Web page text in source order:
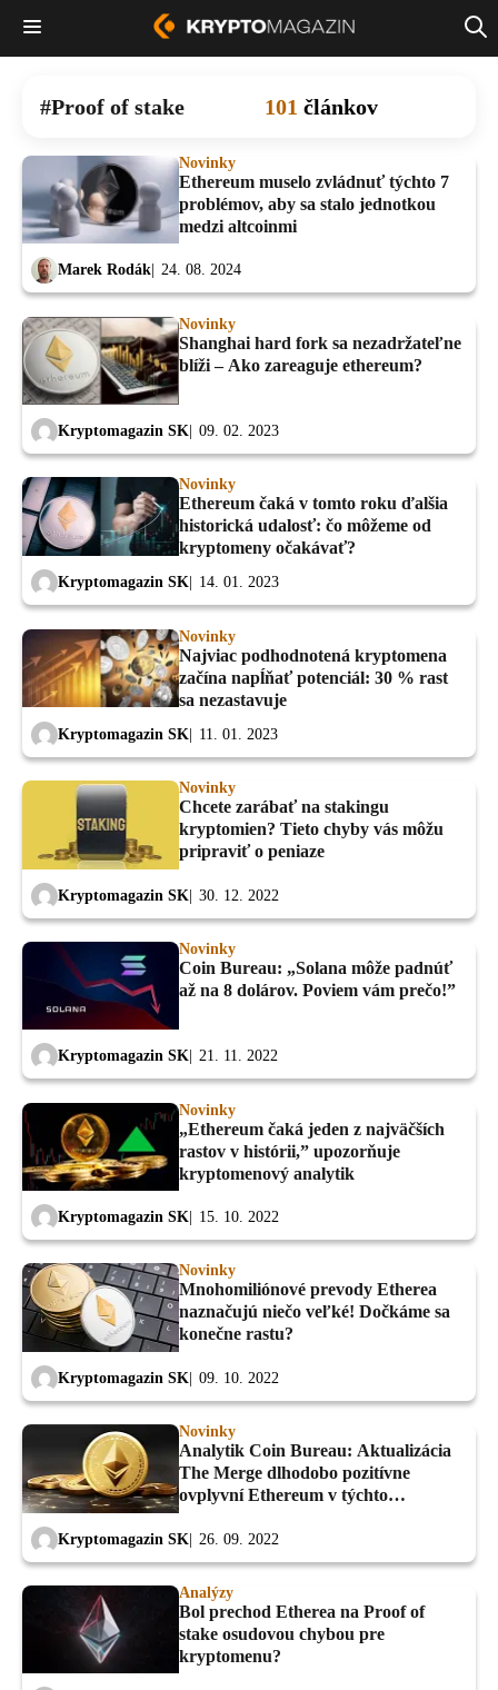
Proof of stake 101 článkov
Novinky
Ethereum muselo zvládnuť týchto 7
problémov, aby sa stalo jednotkou
medzi altcoinmi
Marek Rodák 24. 08. 2024
Novinky
Shanghai hard fork sa nezadržateľne
blíži – Ako zareaguje ethereum?
Kryptomagazin SK 09. 02. 2023
Novinky
Ethereum čaká v tomto roku ďalšia
historická udalosť: čo môžeme od
kryptomeny očakávať?
Kryptomagazin SK 14. 01. 2023
Novinky
Najviac podhodnotená kryptomena
začína napĺňať potenciál: 30 % rast
sa nezastavuje
Kryptomagazin SK 11. 01. 2023
Novinky
Chcete zarábať na stakingu
kryptomien? Tieto chyby vás môžu
pripraviť o peniaze
Kryptomagazin SK 30. 12. 2022
Novinky
Coin Bureau: „Solana môže padnúť
až na 8 dolárov. Poviem vám prečo!”
Kryptomagazin SK 21. 11. 2022
Novinky
„Ethereum čaká jeden z najväčších
rastov v histórii,” upozorňuje
kryptomenový analytik
Kryptomagazin SK 15. 10. 2022
Novinky
Mnohomiliónové prevody Etherea
naznačujú niečo veľké! Dočkáme sa
konečne rastu?
Kryptomagazin SK 09. 10. 2022
Novinky
Analytik Coin Bureau: Aktualizácia
The Merge dlhodobo pozitívne
ovplyvní Ethereum v týchto
Kryptomagazin SK 26. 09. 2022
Analýzy
Bol prechod Etherea na Proof of
stake osudovou chybou pre
kryptomenu?